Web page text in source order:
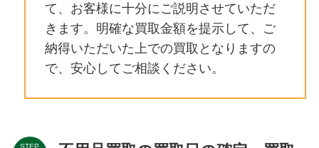
て、お客様に十分にご説明させていただ
きます。明確な買取金額を提示して、ご
納得いただいた上での買取となりますの
で、安心してご相談ください。
STEP